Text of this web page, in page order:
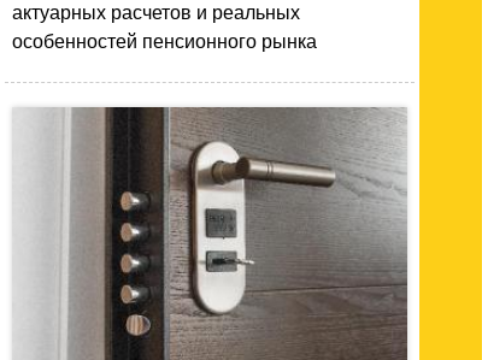
актуарных расчетов и реальных
особенностей пенсионного рынка